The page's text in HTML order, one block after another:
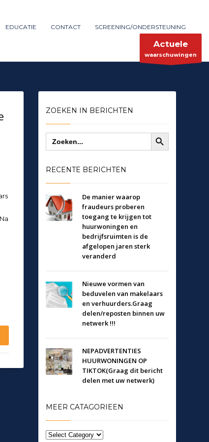
×
Mon-Fri 9:00AM - 6:00AM
EDUCATIE CONTACT SCREENING/ONDERSTEUNING
Actuele
waarschuwingen
ZOEKEN IN BERICHTEN
Zoek
naar:
Zoekknop
RECENTE BERICHTEN
De manier waarop
fraudeurs proberen
toegang te krijgen tot
huurwoningen en
bedrijfsruimten is de
afgelopen jaren sterk
veranderd
Nieuwe vormen van
beduvelen van makelaars
en verhuurders.Graag
delen/reposten binnen uw
netwerk !!!
NEPADVERTENTIES
HUURWONINGEN OP
TIKTOK(Graag dit bericht
delen met uw netwerk)
MEER CATAGORIEEN